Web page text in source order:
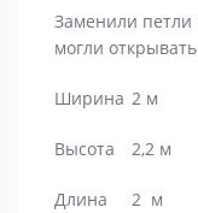
Заменили петли
могли
Ширина 2 м
Высота 2,2 м
Длина 2 м